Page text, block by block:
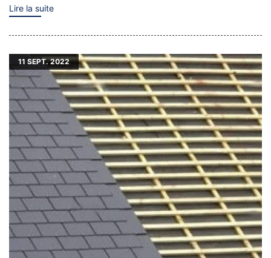
Lire la suite
11 SEPT. 2022